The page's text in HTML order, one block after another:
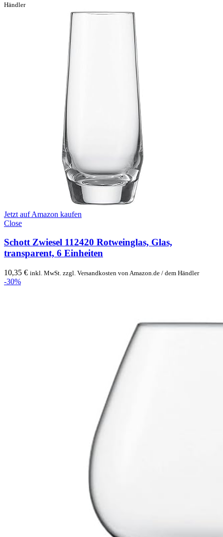
18,98 €.
Händler
Jetzt auf Amazon kaufen
Close
Schott Zwiesel 112420 Rotweinglas, Glas,
transparent, 6 Einheiten
10,35 € inkl. MwSt. zzgl. Versandkosten von Amazon.de / dem Händler
-30%